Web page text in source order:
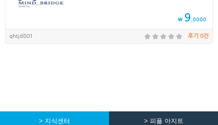
₩ 9 ,0000
qhtjd801 후기 0건
> 지식센터 > 피플 아지트